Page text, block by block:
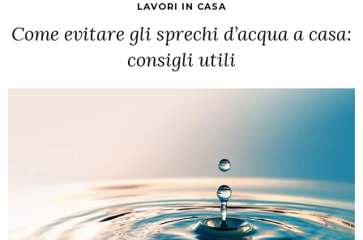
LAVORI IN CASA
Come evitare gli sprechi d’acqua a casa:
consigli utili